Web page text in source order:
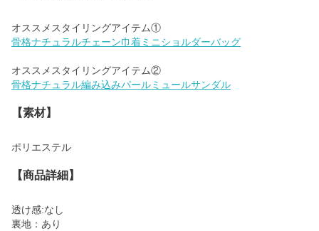
骨格ナチュラルチェーン巾着ミニショルダーバッグ
骨格ナチュラル編み込みパールミュールサンダル
【素材】
ポリエステル
【商品詳細】
透け感:なし
裏地：あり